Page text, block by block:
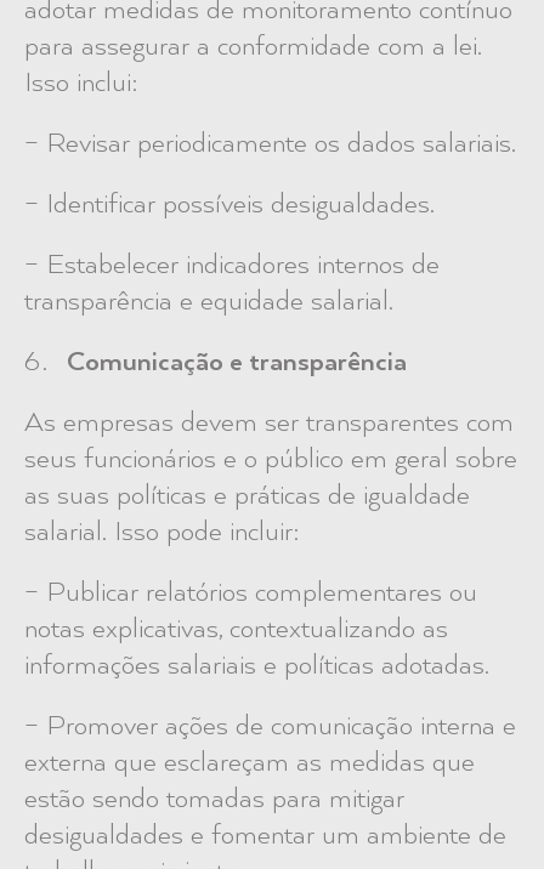
adotar medidas de monitoramento contínuo
para assegurar a conformidade com a lei.
Isso inclui:
– Revisar periodicamente os dados salariais.
– Identificar possíveis desigualdades.
– Estabelecer indicadores internos de
transparência e equidade salarial.
Comunicação e transparência
As empresas devem ser transparentes com
seus funcionários e o público em geral sobre
as suas políticas e práticas de igualdade
salarial. Isso pode incluir:
– Publicar relatórios complementares ou
notas explicativas, contextualizando as
informações salariais e políticas adotadas.
– Promover ações de comunicação interna e
externa que esclareçam as medidas que
estão sendo tomadas para mitigar
desigualdades e fomentar um ambiente de